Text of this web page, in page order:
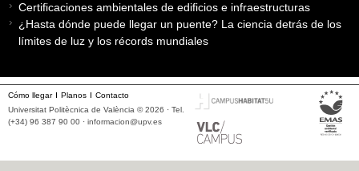
Certificaciones ambientales de edificios e infraestructuras
¿Hasta dónde puede llegar un puente? La ciencia detrás de los
límites de luz y los récords mundiales
Cómo llegar Planos
Contacto
Universitat Politècnica de València © 2026 · Tel.
(+34) 96 387 90 00 · informacion@upv.es